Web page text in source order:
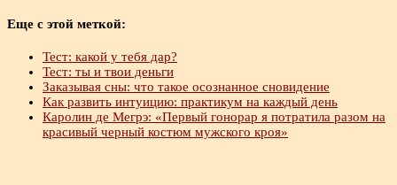
Еще с этой меткой:
Тест: какой у тебя дар?
Тест: ты и твои деньги
Заказывая сны: что такое осознанное сновидение
Как развить интуицию: практикум на каждый день
Каролин де Мегрэ: «Первый гонорар я потратила разом на
красивый черный костюм мужского кроя»